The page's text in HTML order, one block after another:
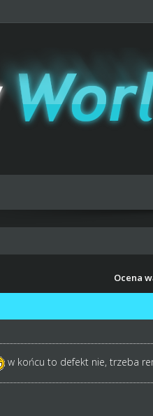
Ocena
w końcu to defekt nie, trzeba